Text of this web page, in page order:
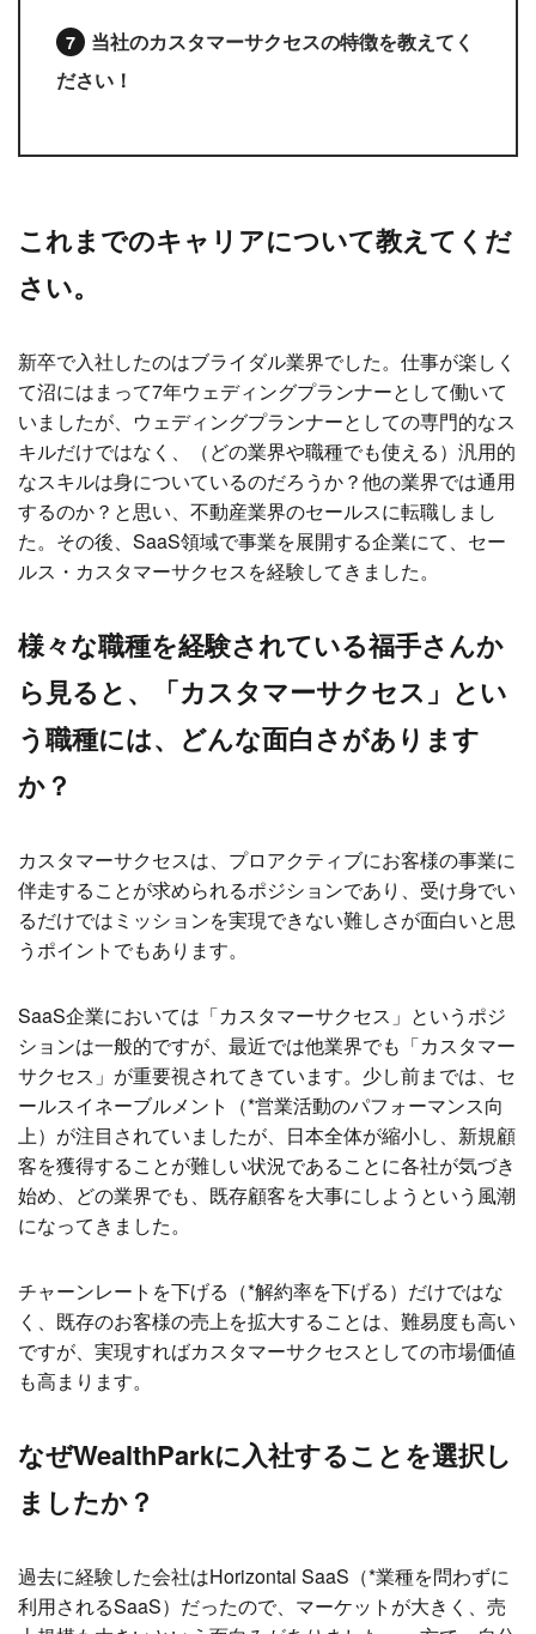
当社のカスタマーサクセスの特徴を教えてく
ださい！
これまでのキャリアについて教えてくだ
さい。
新卒で入社したのはブライダル業界でした。仕事が楽しく
て沼にはまって7年ウェディングプランナーとして働いて
いましたが、ウェディングプランナーとしての専門的なス
キルだけではなく、（どの業界や職種でも使える）汎用的
なスキルは身についているのだろうか？他の業界では通用
するのか？と思い、不動産業界のセールスに転職しまし
た。その後、SaaS領域で事業を展開する企業にて、セー
ルス・カスタマーサクセスを経験してきました。
様々な職種を経験されている福手さんか
ら見ると、「カスタマーサクセス」とい
う職種には、どんな面白さがあります
か？
カスタマーサクセスは、プロアクティブにお客様の事業に
伴走することが求められるポジションであり、受け身でい
るだけではミッションを実現できない難しさが面白いと思
うポイントでもあります。
SaaS企業においては「カスタマーサクセス」というポジ
ションは一般的ですが、最近では他業界でも「カスタマー
サクセス」が重要視されてきています。少し前までは、セ
ールスイネーブルメント（*営業活動のパフォーマンス向
上）が注目されていましたが、日本全体が縮小し、新規顧
客を獲得することが難しい状況であることに各社が気づき
始め、どの業界でも、既存顧客を大事にしようという風潮
になってきました。
チャーンレートを下げる（*解約率を下げる）だけではな
く、既存のお客様の売上を拡大することは、難易度も高い
ですが、実現すればカスタマーサクセスとしての市場価値
も高まります。
なぜWealthParkに入社することを選択し
ましたか？
過去に経験した会社はHorizontal SaaS（*業種を問わずに
利用されるSaaS）だったので、マーケットが大きく、売